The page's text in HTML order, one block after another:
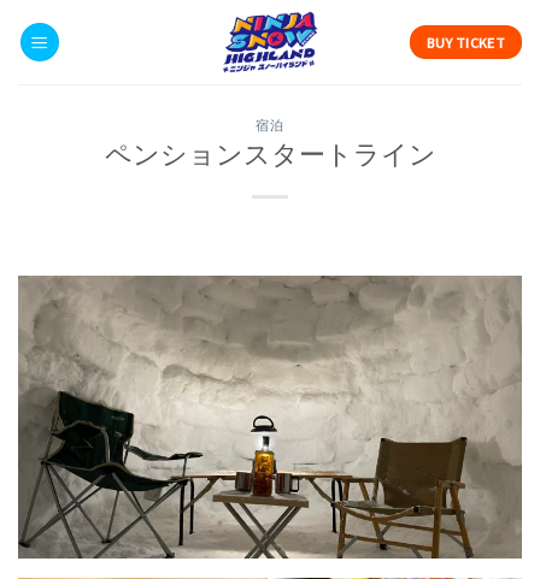
BUY TICKET
宿泊
ペンションスタートライン